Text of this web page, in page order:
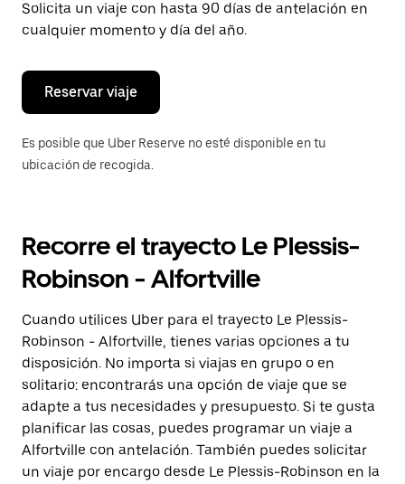
botón
de
escape
cerrar
calendario.
Solicita un viaje con hasta 90 días de antelación en
cualquier momento y día del año.
Reservar viaje
Es posible que Uber Reserve no esté disponible en tu
ubicación de recogida.
Recorre el trayecto Le Plessis-
Robinson - Alfortville
Cuando utilices Uber para el trayecto Le Plessis-
Robinson - Alfortville, tienes varias opciones a tu
disposición. No importa si viajas en grupo o en
solitario: encontrarás una opción de viaje que se
adapte a tus necesidades y presupuesto. Si te gusta
planificar las cosas, puedes programar un viaje a
Alfortville con antelación. También puedes solicitar
un viaje por encargo desde Le Plessis-Robinson en la